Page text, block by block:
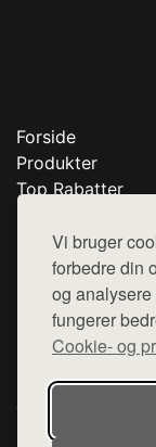
Vi bruger
forbedre din
og analysere
fungerer
Cookie- og
Forside
Produkter
Top Rabatter
Denne side er en
hjemmesider
diverse
henviser til de